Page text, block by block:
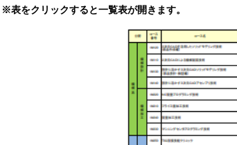
※表をクリックすると一覧表が開きます。